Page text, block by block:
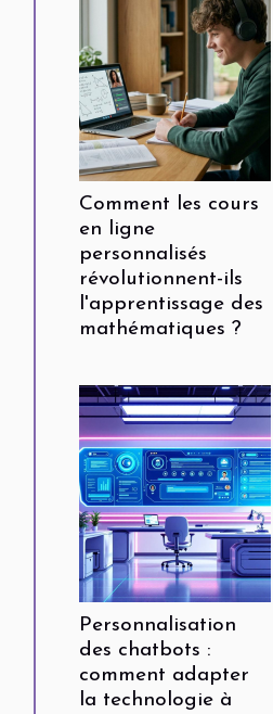
Comment les cours
en ligne
personnalisés
révolutionnent-ils
l'apprentissage des
mathématiques ?
Personnalisation
des chatbots :
comment adapter
la technologie à